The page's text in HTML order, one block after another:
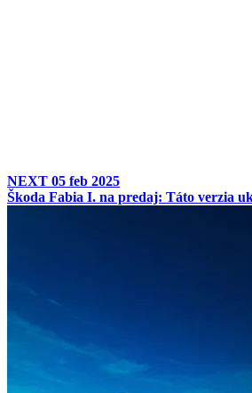
NEXT 05 feb 2025
Škoda Fabia I. na predaj: Táto verzia